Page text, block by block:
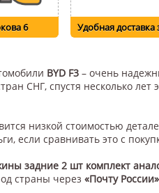
6 Удобная доставка
BYD F3 – очень
СНГ, спустя несколько
низкой стоимостью
если сравнивать это с
задние 2 шт комплект
страны через «Почту России»